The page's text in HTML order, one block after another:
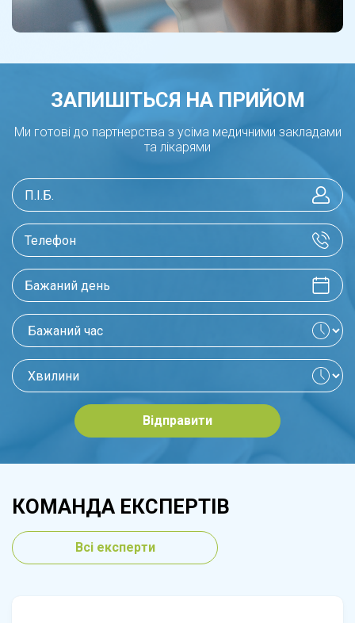
ЗАПИШІТЬСЯ НА ПРИЙОМ
Ми готові до партнерства з усіма медичними закладами
та лікарями
Відправити
КОМАНДА ЕКСПЕРТІВ
Всі експерти